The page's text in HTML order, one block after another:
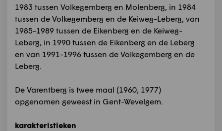
1983 tussen Volkegemberg en Molenberg, in 1984
tussen de Volkegemberg en de Keiweg-Leberg, van
1985-1989 tussen de Eikenberg en de Keiweg-
Leberg, in 1990 tussen de Eikenberg en de Leberg
en van 1991-1996 tussen de Volkegemberg en de
Leberg.
De Varentberg is twee maal (1960, 1977)
opgenomen geweest in Gent-Wevelgem.
karakteristieken